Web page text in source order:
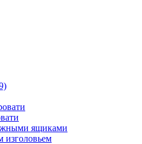
ящиками
изголовьем